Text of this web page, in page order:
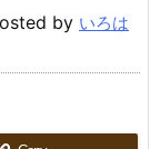
by いろは